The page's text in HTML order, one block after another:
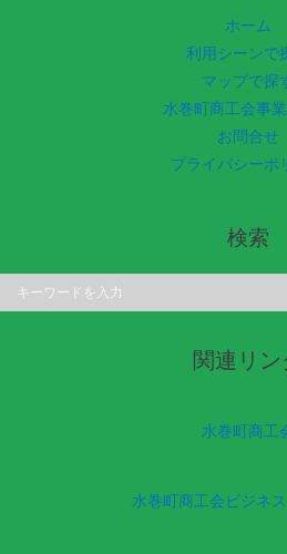
ホーム
利用シーンで
マップで探
水巻町商工会事
お問合せ
プライバシーポ
検索
関連リン
水巻町商工
水巻町商工会ビジネ